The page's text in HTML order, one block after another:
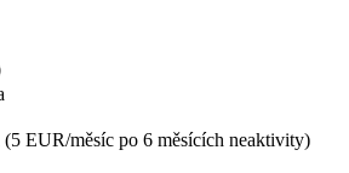
EUR/měsíc po 6 měsících neaktivity)